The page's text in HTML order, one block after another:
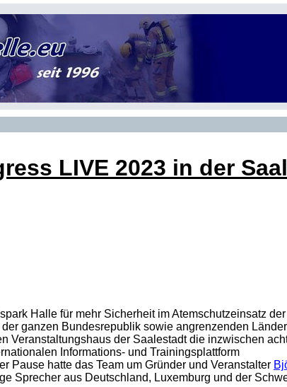
LIVE 2023 in der
Halle für mehr Sicherheit im Atemschutzeinsatz der
ganzen Bundesrepublik sowie angrenzenden
Veranstaltungshaus der Saalestadt die inzwischen
Informations- und Trainingsplattform
Pause hatte das Team um Gründer und Veranstalter
Sprecher aus Deutschland, Luxemburg und der